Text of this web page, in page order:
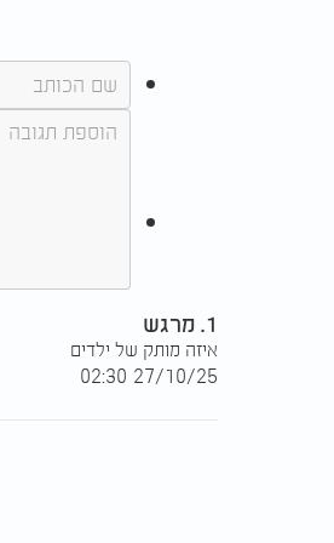
1. מרגש
איזה מותק של ילדים
27/10/25 02:30